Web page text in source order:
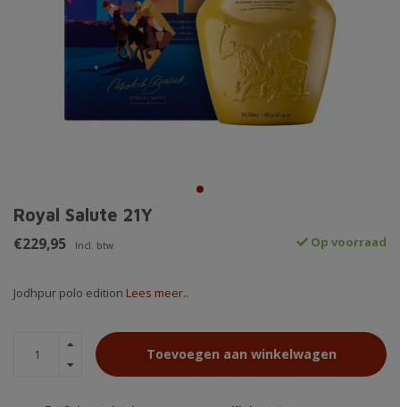
Royal Salute 21Y
€229,95 Incl. btw Op voorraad
Jodhpur polo edition Lees meer..
Toevoegen aan winkelwagen